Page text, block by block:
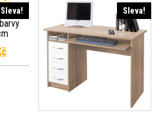
Sleva!
cena byla: 3 099 Kč.
Aktuální cena je: 2 634 Kč.
Sleva!